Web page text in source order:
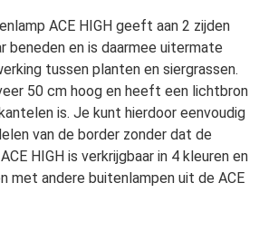
ACE HIGH geeft aan 2 zijden
beneden en is daarmee uitermate
tussen planten en siergrassen.
50 cm hoog en heeft een lichtbron
is. Je kunt hierdoor eenvoudig
van de border zonder dat de
HIGH is verkrijgbaar in 4 kleuren en
met andere buitenlampen uit de ACE